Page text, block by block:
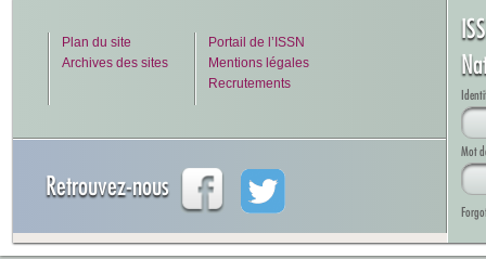
Plan du site
Archives des sites
Portail de l’ISSN
Mentions légales
Recrutements
Retrouvez-nous
Mot